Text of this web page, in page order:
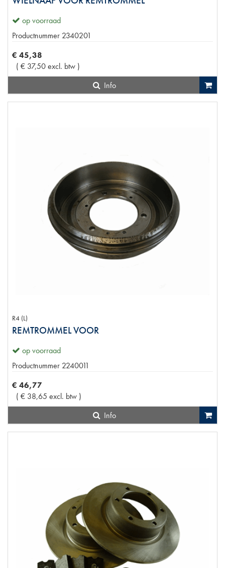
op voorraad
Productnummer 2340201
€ 45,38
( € 37,50excl. btw )
Info
R4 (L)
REMTROMMEL VOOR
op voorraad
Productnummer 2240011
€ 46,77
( € 38,65 excl. btw )
Info